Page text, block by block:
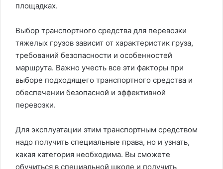
площадках.
Выбор транспортного средства для перевозки
тяжелых грузов зависит от характеристик груза,
требований безопасности и особенностей
маршрута. Важно учесть все эти факторы при
выборе подходящего транспортного средства и
обеспечении безопасной и эффективной
перевозки.
Для эксплуатации этим транспортным средством
надо получить специальные права, но и узнать,
какая категория необходима. Вы сможете
обучиться в специальной школе и получить